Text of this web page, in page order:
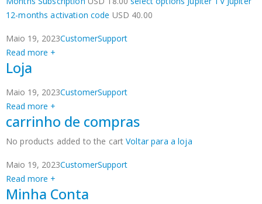
12-months activation code USD 40.00
Maio 19, 2023CustomerSupport
Read more +
Loja
Maio 19, 2023CustomerSupport
Read more +
carrinho de compras
No products added to the cartVoltar para a loja
Maio 19, 2023CustomerSupport
Read more +
Minha Conta